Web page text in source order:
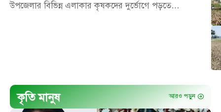
উপজেলার বিভিন্ন এলাকার কৃষকদের দুর্ভোগে পড়তে…
কৃতি মানুষ আরও পড়ুন